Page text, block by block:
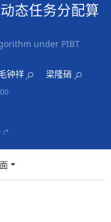
态任务分配算
under PIBT
钟祥 梁隆硝